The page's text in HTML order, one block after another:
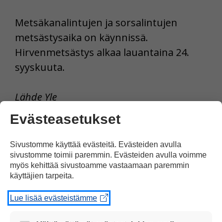
Metsäkanalintujen ja sorsalintujen
metsästysaika on käynnissä.
Hirvenmetsästys alkaa lauantaina 24.
syyskuuta.
Lähde Yle
Tulosta uutinen
Evästeasetukset
Sivustomme käyttää evästeitä. Evästeiden avulla
sivustomme toimii paremmin. Evästeiden avulla voimme
myös kehittää sivustoamme vastaamaan paremmin
käyttäjien tarpeita.
Lue lisää evästeistämme